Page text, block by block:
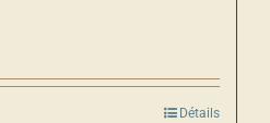
Détails